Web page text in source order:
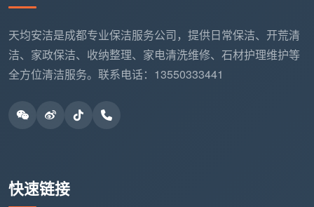
上午、下午各一轮全覆盖巡检，对照标准化检查项目，
重点检查窗帘褶皱、踢脚线上沿、马桶内侧凹槽等容易
被忽略的卫生死角。每次巡查必须携带纸质的巡查记录
和完整性，应作为保洁团队月度绩效考核的重要依据之
每周由项目经理随机抽查至少一次，重点核查前两
轮记录中标记为“已整改”的事项是否真正落实。每月月
天均安洁是成都专业保洁服务公司，提供日常保洁、开荒清
洁、家政保洁、收纳整理、家电清洗维修、石材护理维护等
全方位清洁服务。联系电话：13550333441
快速链接